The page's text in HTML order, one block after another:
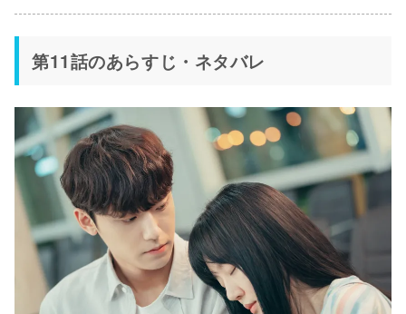
第11話のあらすじ・ネタバレ